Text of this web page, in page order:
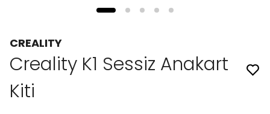
CREALITY
Creality K1 Sessiz Anakart
Kiti